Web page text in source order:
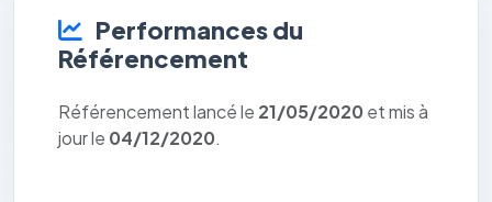
Performances du
Référencement
Référencement lancé le 21/05/2020 et mis à
jour le 04/12/2020.